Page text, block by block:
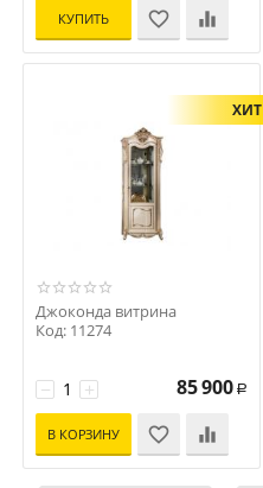
КУПИТЬ
ХИТ
Джоконда витрина
Код: 11274
+
− 85 900 Р
В КОРЗИНУ